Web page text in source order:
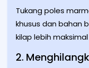
Tukang poles
khusus dan bahan
kilap lebih
2.